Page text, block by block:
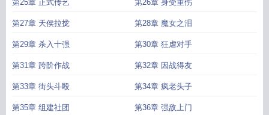
第25章 正式传艺 第26章 身受重伤
第27章 天侯拉拢 第28章 魔女之泪
第29章 杀入十强 第30章 狂虐对手
第31章 跨阶作战 第32章 因战得友
第33章 街头斗殴 第34章 疯老头子
第35章 组建社团 第36章 强敌上门